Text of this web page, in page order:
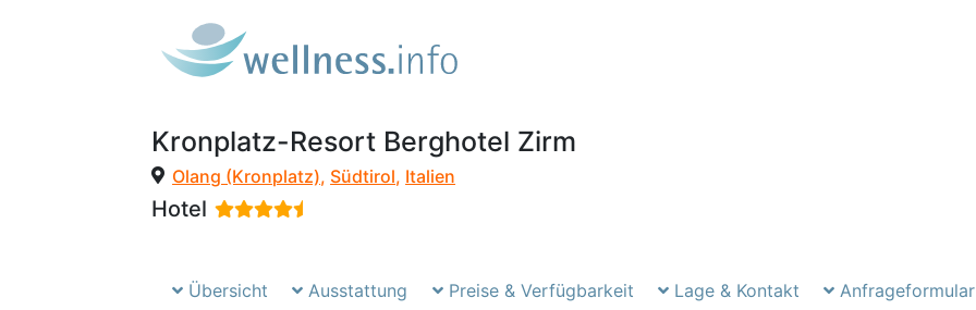
Kronplatz-Resort Berghotel Zirm
Olang (Kronplatz), Südtirol, Italien
Hotel
Übersicht Ausstattung Preise & Verfügbarkeit Lage & Kontakt Anfrageformular